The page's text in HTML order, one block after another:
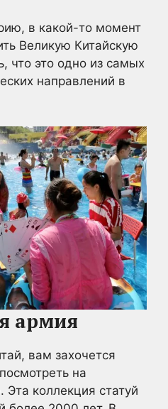
в какой-то момент
Великую Китайскую
что это одно из самых
направлений в
армия
вам захочется
на
коллекция статуй